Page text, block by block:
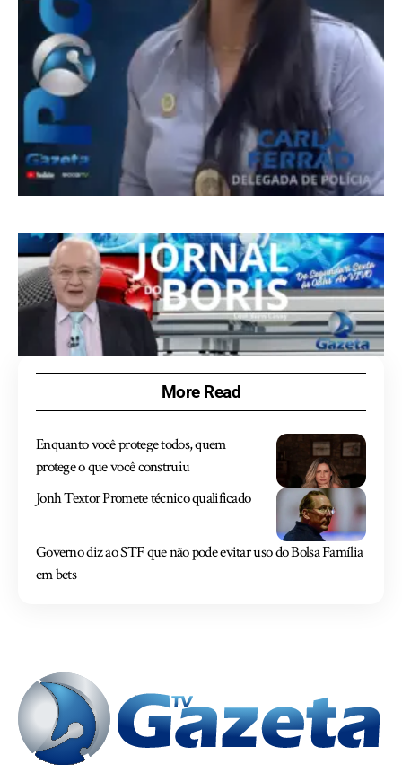
More Read
Enquanto você protege todos, quem
protege o que você construiu
Jonh Textor Promete técnico qualificado
Governo diz ao STF que não pode evitar uso do Bolsa Família
em bets